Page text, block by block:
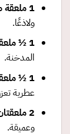
1
ولاذعًا.
1 ½
المدخنة.
1 ½
عطرية
2
وعميقة.